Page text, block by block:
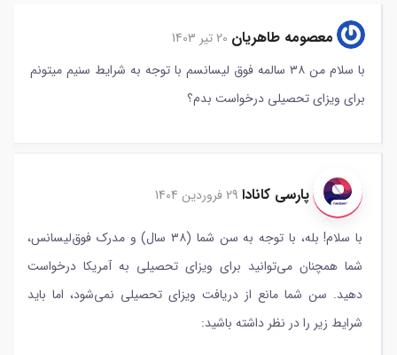
معصومه طاهریان 20 تیر 1403
با سلام من ۳۸ سالمه فوق لیسانسم با توجه به شرایط سنیم میتونم
برای ویزای تحصیلی درخواست بدم؟
پارسی کانادا 29 فروردین 1404
با سلام! بله، با توجه به سن شما (۳۸ سال) و مدرک فوق‌لیسانس،
شما همچنان می‌توانید برای ویزای تحصیلی به آمریکا درخواست
دهید. سن شما مانع از دریافت ویزای تحصیلی نمی‌شود، اما باید
شرایط زیر را در نظر داشته باشید: